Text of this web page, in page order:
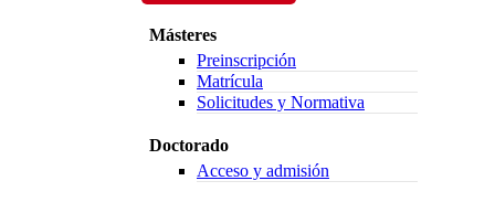
Másteres
Preinscripción
Matrícula
Solicitudes y Normativa
Doctorado
Acceso y admisión